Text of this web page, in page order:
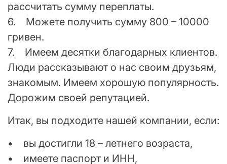
рассчитать сумму переплаты.
6. Можете получить сумму 800 – 10000
гривен.
7. Имеем десятки благодарных клиентов.
Люди рассказывают о нас своим друзьям,
знакомым. Имеем хорошую популярность.
Дорожим своей репутацией.
Итак, вы подходите нашей компании, если:
• вы достигли 18 – летнего возраста,
• имеете паспорт и ИНН,